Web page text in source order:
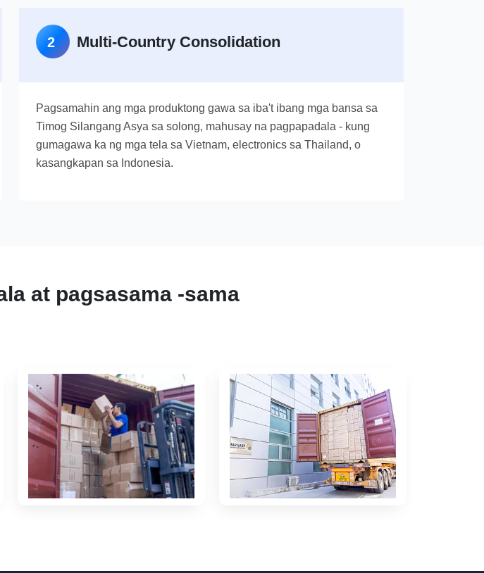
2 Multi-Country Consolidation
Pagsamahin ang mga produktong gawa sa iba't ibang mga bansa sa
Timog Silangang Asya sa solong, mahusay na pagpapadala - kung
gumagawa ka ng mga tela sa Vietnam, electronics sa Thailand, o
kasangkapan sa Indonesia.
at pagsasama -sama